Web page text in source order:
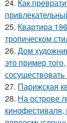
24. Как
25. Квартира
тропическом
26. Дом
это пример
27. Парижская
28. На острове
кинофестиваля,